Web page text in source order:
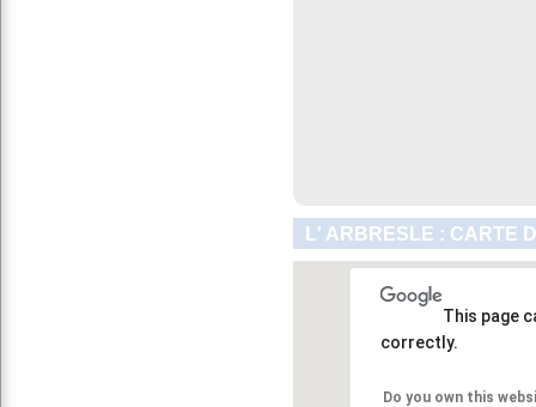
L' ARBRESLE : CARTE
This page
correctly.
Do you own this